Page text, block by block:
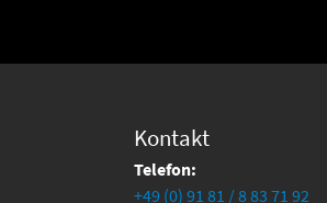
Kontakt
Telefon:
+49 (0) 91 81 / 8 83 71 92